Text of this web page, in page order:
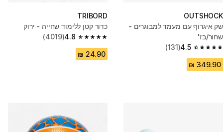
OUTSHOCK
שק איגרוף עם מעמד למבוגרים -
שחור/בז'
4.5
4.5 out of 5 stars from 131 reviews
(131)
TRIBORD
כדור קטן ללימוד שחייה - ירוק
4.8
4.8 out of 5 stars from 4019 reviews
(4019)